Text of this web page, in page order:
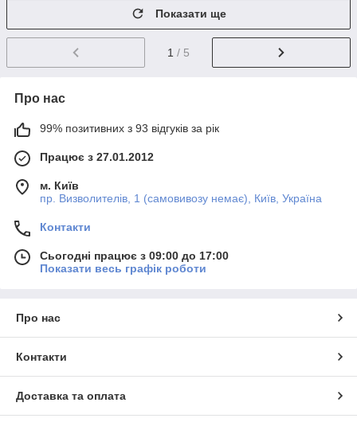
Показати ще
1 / 5
Про нас
99% позитивних з 93 відгуків за рік
Працює з 27.01.2012
м. Київ
пр. Визволителів, 1 (самовивозу немає), Київ, Україна
Контакти
Сьогодні працює з 09:00 до 17:00
Показати весь графік роботи
Про нас
Контакти
Доставка та оплата